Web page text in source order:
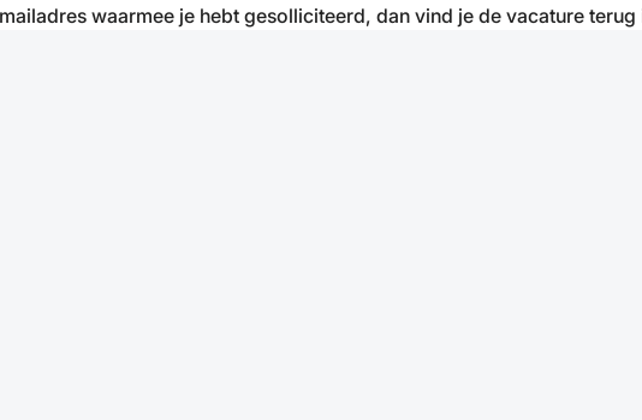
waarmee je hebt gesolliciteerd, dan vind je de vacature